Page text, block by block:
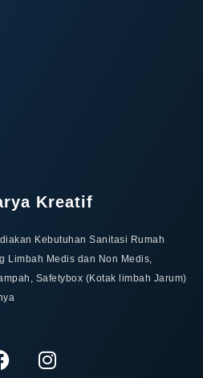
Kreatif
Kebutuhan Sanitasi Rumah
Limbah Medis dan Non Medis,
Safetybox (Kotak limbah Jarum)
a
I
n